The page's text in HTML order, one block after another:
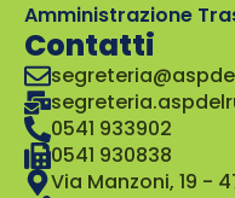
Amministrazione
Contatti
0541 933902
0541 930838
Via Manzoni, 19 -